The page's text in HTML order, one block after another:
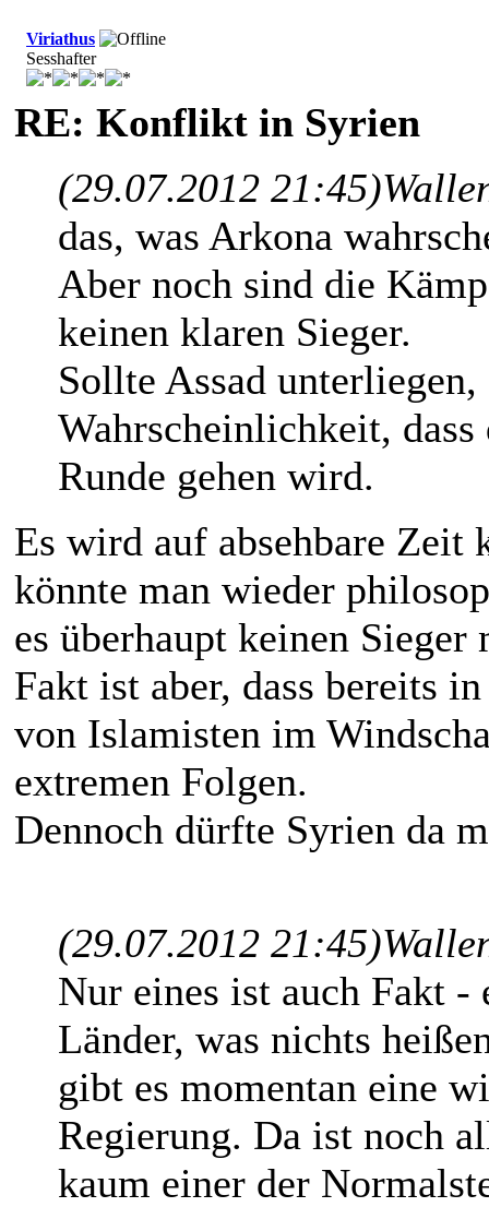
Viriathus
Sesshafter
RE: Konflikt in Syrien
(29.07.2012 21:45)
das, was Arkona
Aber noch sind die
keinen klaren Sieger.
Sollte Assad
Wahrscheinlichkeit,
Runde gehen wird.
Es wird auf absehbare Zeit
könnte man wieder
es überhaupt keinen Sieger
Fakt ist aber, dass bereits
von Islamisten im
extremen Folgen.
Dennoch dürfte Syrien da
(29.07.2012 21:45)
Nur eines ist auch Fakt -
Länder, was nichts
gibt es momentan eine
Regierung. Da ist noch
kaum einer der